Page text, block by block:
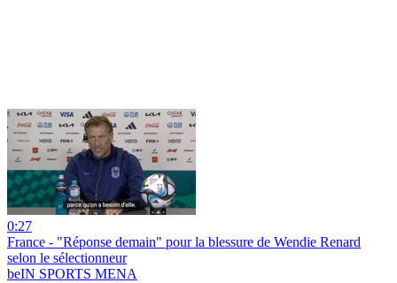
0:27
France - "Réponse demain" pour la blessure de Wendie Renard
selon le sélectionneur
beIN SPORTS MENA